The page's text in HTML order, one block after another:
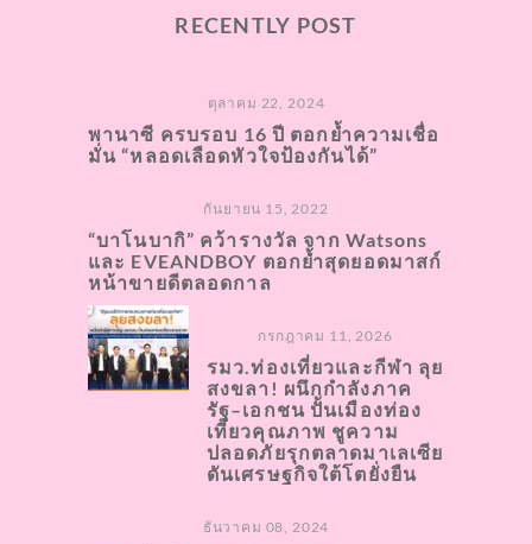
RECENTLY POST
ตุลาคม 22, 2024
พานาซี ครบรอบ 16 ปี ตอกย้ำความเชื่อ
มั่น “หลอดเลือดหัวใจป้องกันได้”
กันยายน 15, 2022
“บาโนบากิ” คว้ารางวัล จาก Watsons
และ EVEANDBOY ตอกย้ำสุดยอดมาสก์
หน้าขายดีตลอดกาล
กรกฎาคม 11, 2026
รมว.ท่องเที่ยวและกีฬา ลุย
สงขลา! ผนึกกำลังภาค
รัฐ–เอกชน ปั้นเมืองท่อง
เที่ยวคุณภาพ ชูความ
ปลอดภัยรุกตลาดมาเลเซีย
ดันเศรษฐกิจใต้โตยั่งยืน
ธันวาคม 08, 2024